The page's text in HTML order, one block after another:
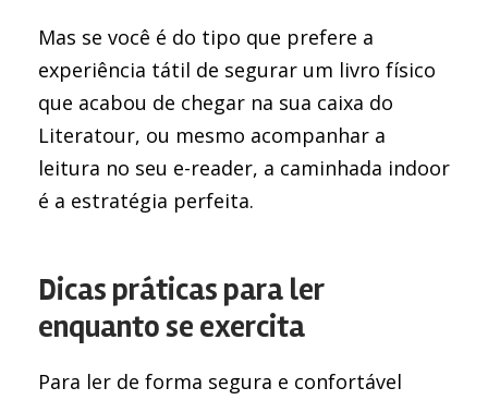
Mas se você é do tipo que prefere a
experiência tátil de segurar um livro físico
que acabou de chegar na sua caixa do
Literatour, ou mesmo acompanhar a
leitura no seu e-reader, a caminhada indoor
é a estratégia perfeita.
Dicas práticas para ler
enquanto se exercita
Para ler de forma segura e confortável